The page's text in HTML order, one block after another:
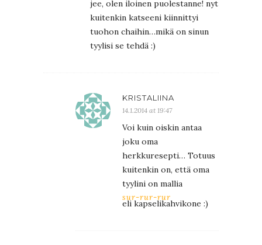
jee, olen iloinen puolestanne! nyt
kuitenkin katseeni kiinnittyi
tuohon chaihin…mikä on sinun
tyylisi se tehdä :)
KRISTALIINA
14.1.2014 at 19:47
Voi kuin oiskin antaa
joku oma
herkkuresepti… Totuus
kuitenkin on, että oma
tyylini on mallia
sur-rur-rur
eli kapselikahvikone :)